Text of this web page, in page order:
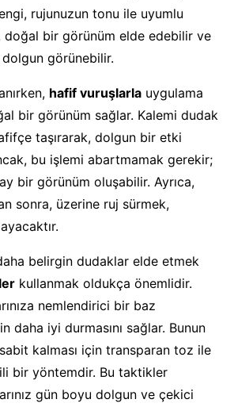
rujunuzun tonu ile uyumlu
doğal bir görünüm elde edebilir ve
dolgun görünebilir.
hafif vuruşlarla uygulama
bir görünüm sağlar. Kalemi dudak
taşırarak, dolgun bir etki
bu işlemi abartmamak gerekir;
bir görünüm oluşabilir. Ayrıca,
sonra, üzerine ruj sürmek,
belirgin dudaklar elde etmek
kullanmak oldukça önemlidir.
nemlendirici bir baz
daha iyi durmasını sağlar. Bunun
kalması için transparan toz ile
bir yöntemdir. Bu taktikler
gün boyu dolgun ve çekici